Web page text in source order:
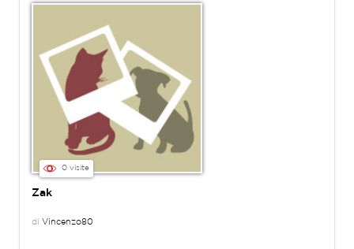
0 visite
Zak
di Vincenzo80